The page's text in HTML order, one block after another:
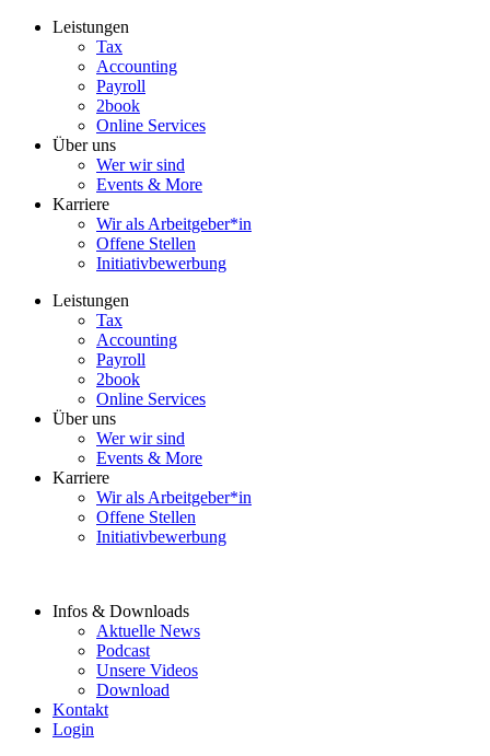
Zum
Leistungen
Tax
Accounting
Payroll
2book
Online Services
Über uns
Wer wir sind
Events & More
Karriere
Wir als Arbeitgeber*in
Offene Stellen
Initiativbewerbung
Leistungen
Tax
Accounting
Payroll
2book
Online Services
Über uns
Wer wir sind
Events & More
Karriere
Wir als Arbeitgeber*in
Offene Stellen
Initiativbewerbung
Infos & Downloads
Aktuelle News
Podcast
Unsere Videos
Download
Kontakt
Login